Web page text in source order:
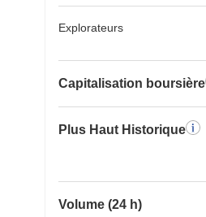
Explorateurs
Capitalisation boursière
Plus Haut Historique
Volume (24 h)